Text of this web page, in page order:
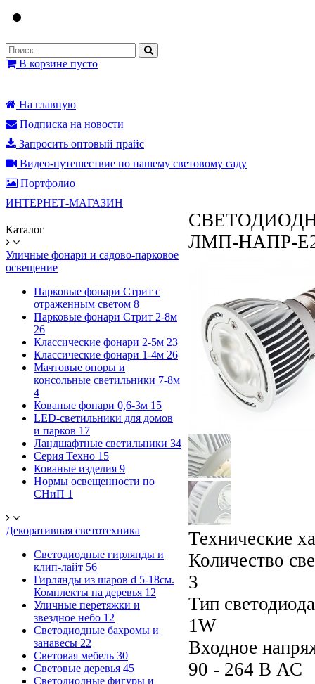
В корзине пусто
На главную
Подписка на новости
Запросить оптовый прайс
Видео-путешествие по нашему световому саду
Портфолио
ИНТЕРНЕТ-МАГАЗИН
Каталог
Уличные фонари и садово-парковое
освещение
Парковые фонари Стрит с
отраженным светом 8
Парковые фонари Стрит 2-8м
26
Классические фонари 2-5м 23
Классические фонари 1-4м 26
Мачтовые опоры и
консольные светильники 7-8м
4
Кованые фонари 0,6-3м 15
LED-светильники для домов
и парков 17
Ландшафтные светильники 34
Серия Техно 15
Кованые изделия 9
Нормы освещенности по
СНиП 1
Декоративная светотехника
Светодиодные гирлянды и
клип-лайт 56
Гирлянды из шаров d 5-18cм.
Комплекты на деревья 12
Уличные перетяжки и
звездное небо 12
Светодиодные бахромы и
занавесы 22
Световая мебель 30
Световые деревья 45
Светодиодные фигуры и
ЛМП-НАПР-
Технические
Количество
3
Тип
1W
Входное
90 - 264 В АС